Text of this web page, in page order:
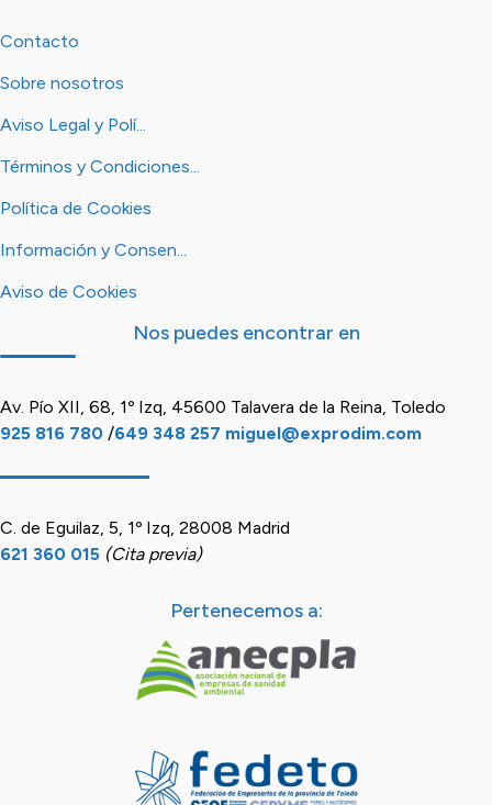
Contacto
Sobre nosotros
Aviso Legal y Polí...
Términos y Condiciones...
Política de Cookies
Información y Consen...
Aviso de Cookies
Nos puedes encontrar en
Av. Pío XII, 68, 1º Izq, 45600 Talavera de la Reina, Toledo
925 816 780 /649 348 257 miguel@exprodim.com
C. de Eguilaz, 5, 1º Izq, 28008 Madrid
621 360 015 (Cita previa)
Pertenecemos a: